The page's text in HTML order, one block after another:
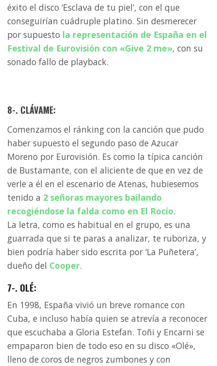
éxito el disco ‘Esclava de tu piel’, con el que
conseguirían cuádruple platino. Sin desmerecer
por supuesto la representación de España en el
Festival de Eurovisión con «Give 2 me», con su
sonado fallo de playback.
8-. CLÁVAME:
Comenzamos el ránking con la canción que pudo
haber supuesto el segundo paso de Azucar
Moreno por Eurovisión. Es como la típica canción
de Bustamante, con el aliciente de que en vez de
verle a él en el escenario de Atenas, hubiesemos
tenido a 2 señoras mayores bailando
recogiéndose la falda como en El Rocío.
La letra, como es habitual en el grupo, es una
guarrada que si te paras a analizar, te ruboriza, y
bien podría haber sido escrita por ‘La Puñetera’,
dueño del Cooper.
7-. OLÉ:
En 1998, España vivió un breve romance con
Cuba, e incluso había quien se atrevía a reconocer
que escuchaba a Gloria Estefan. Toñi y Encarni se
empaparon bien de todo eso en su disco «Olé»,
lleno de coros de negros zumbones y con